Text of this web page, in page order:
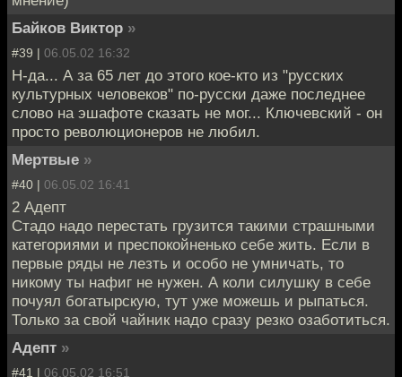
Байков Виктор »
#39 | 06.05.02 16:32
Н-да... А за 65 лет до этого кое-кто из "русских
культурных человеков" по-русски даже последнее
слово на эшафоте сказать не мог... Ключевский - он
просто революционеров не любил.
Мертвые »
#40 | 06.05.02 16:41
2 Адепт
Стадо надо перестать грузится такими страшными
категориями и преспокойненько себе жить. Если в
первые ряды не лезть и особо не умничать, то
никому ты нафиг не нужен. А коли силушку в себе
почуял богатырскую, тут уже можешь и рыпаться.
Только за свой чайник надо сразу резко озаботиться.
Адепт »
#41 | 06.05.02 16:51